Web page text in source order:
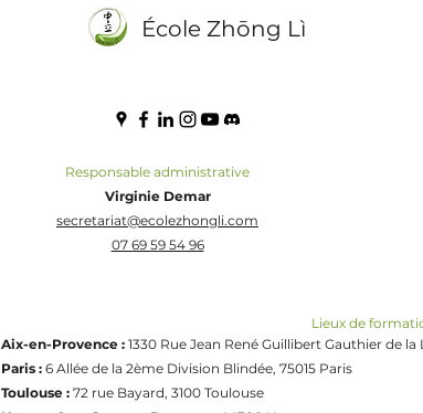
cheval, comment sait-on que ce
n'est pas un bienfait ?
École Zhōng Lì
Responsable administrative
Virginie Demar
secretariat@ecolezhongli.com
07 69 59 54 96
Lieux de
Aix-en-Provence : 1330 Rue Jean René Guillibert Gauthier de
Paris : 6 Allée de la 2ème Division Blindée, 75015 Paris
Toulouse : 72 rue Bayard, 3100 Toulouse